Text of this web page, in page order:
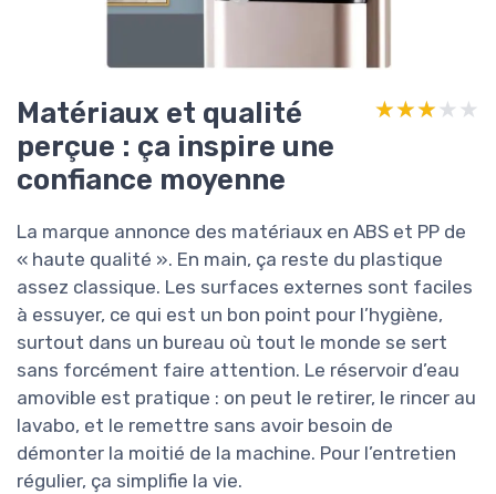
Matériaux et qualité
perçue : ça inspire une
confiance moyenne
★★★★★
★★★★★
La marque annonce des matériaux en ABS et PP de
« haute qualité ». En main, ça reste du plastique
assez classique. Les surfaces externes sont faciles
à essuyer, ce qui est un bon point pour l’hygiène,
surtout dans un bureau où tout le monde se sert
sans forcément faire attention. Le réservoir d’eau
amovible est pratique : on peut le retirer, le rincer au
lavabo, et le remettre sans avoir besoin de
démonter la moitié de la machine. Pour l’entretien
régulier, ça simplifie la vie.